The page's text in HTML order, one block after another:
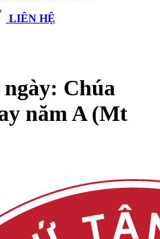
LIÊN HỆ
Chúa
năm A (Mt